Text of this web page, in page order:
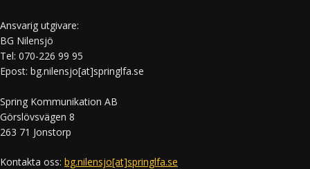
Ansvarig utgivare:
BG Nilensjö
Tel: 070-226 99 95
Epost: bg.nilensjo[at]springlfa.se
Spring Kommunikation AB
Görslövsvägen 8
263 71 Jonstorp
Kontakta oss: bg.nilensjo[at]springlfa.se